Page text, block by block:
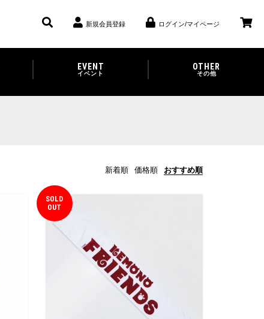
新規会員登録 ログイン/マイページ
EVENT
イベント
OTHER
その他
新着順 価格順 おすすめ順
SOLD
OUT